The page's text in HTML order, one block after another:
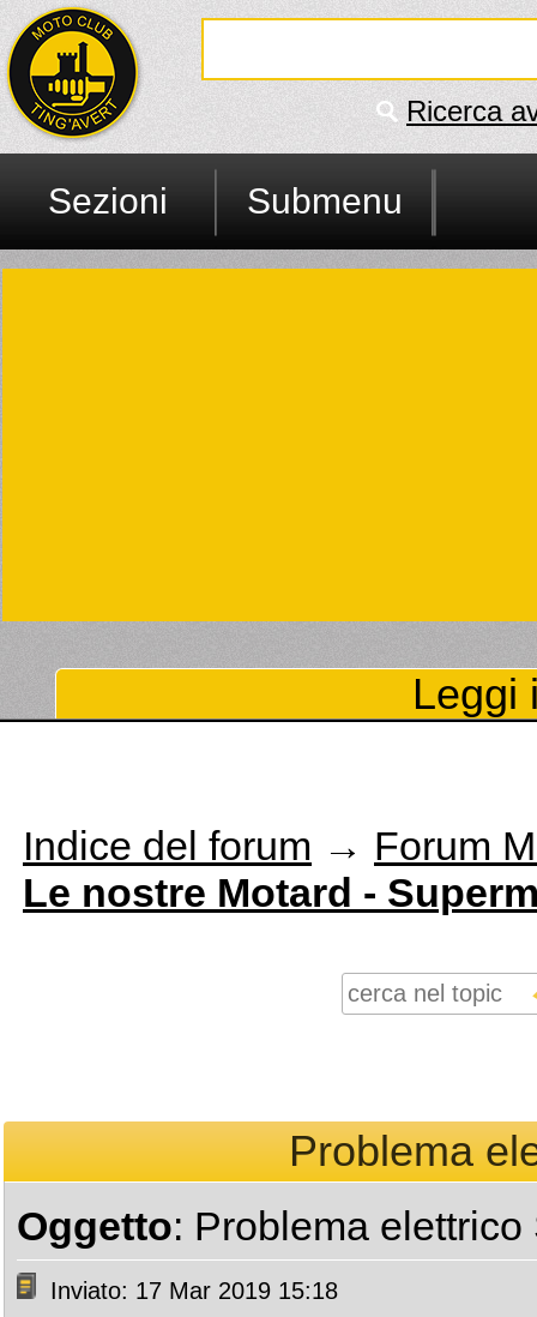
Ricerca
Sezioni Submenu
Leggi
Indice del forum → Forum
Le nostre Motard -
Problema
Oggetto: Problema elettrico
Inviato: 17 Mar 2019 15:18